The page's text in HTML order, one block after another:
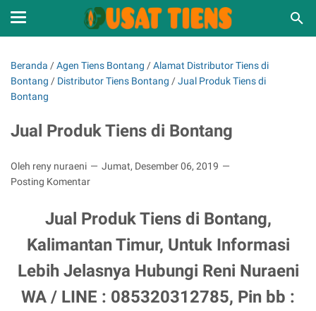
Beranda /Agen Tiens Bontang /Alamat Distributor Tiens di
Bontang / Distributor Tiens Bontang /Jual Produk Tiens di
Bontang
Jual Produk Tiens di Bontang
Oleh reny nuraeni
Jumat, Desember 06, 2019
Posting Komentar
Jual Produk Tiens di Bontang,
Kalimantan Timur, Untuk Informasi
Lebih Jelasnya Hubungi Reni Nuraeni
WA / LINE : 085320312785, Pin bb :